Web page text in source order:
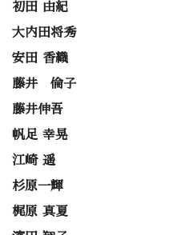
初田 由紀
大内田将秀
安田 香織
藤井 倫子
藤井伸吾
帆足 幸晃
江崎 遥
杉原一輝
梶原 真夏